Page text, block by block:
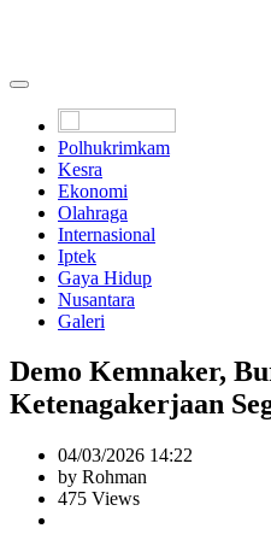
Polhukrimkam
Kesra
Ekonomi
Olahraga
Internasional
Iptek
Gaya Hidup
Nusantara
Galeri
Demo Kemnaker,
Ketenagakerjaan
04/03/2026 14:22
by Rohman
475 Views